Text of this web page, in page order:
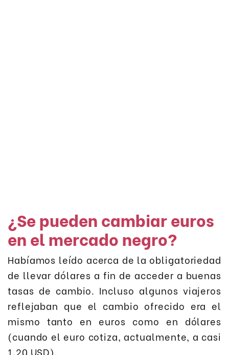
¿Se pueden cambiar euros
en el mercado negro?
Habíamos leído acerca de la obligatoriedad
de llevar dólares a fin de acceder a buenas
tasas de cambio. Incluso algunos viajeros
reflejaban que el cambio ofrecido era el
mismo tanto en euros como en dólares
(cuando el euro cotiza, actualmente, a casi
1.20 USD).